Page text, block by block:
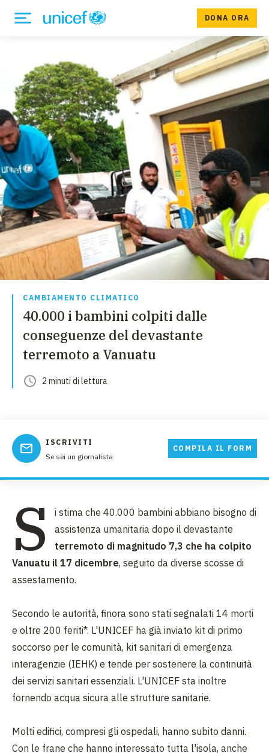
DONA ORA
CAMBIAMENTO CLIMATICO
40.000 i bambini colpiti dalle
conseguenze del devastante
terremoto a Vanuatu
2 minuti di lettura
ISCRIVITI
Se sei un giornalista
COMPILA IL FORM
S
i stima che 40.000 bambini abbiano bisogno di
assistenza umanitaria dopo il devastante
terremoto di magnitudo 7,3 che ha colpito
Vanuatu il 17 dicembre, seguito da diverse scosse di
assestamento.
Secondo le autorità, finora sono stati segnalati 14 morti
e oltre 200 feriti*. L'UNICEF ha già inviato kit di primo
soccorso per le comunità, kit sanitari di emergenza
interagenzie (IEHK) e tende per sostenere la continuità
dei servizi sanitari essenziali. L'UNICEF sta inoltre
fornendo acqua sicura alle strutture sanitarie.
Molti edifici, compresi gli ospedali, hanno subito danni.
Con le frane che hanno interessato tutta l'isola, anche